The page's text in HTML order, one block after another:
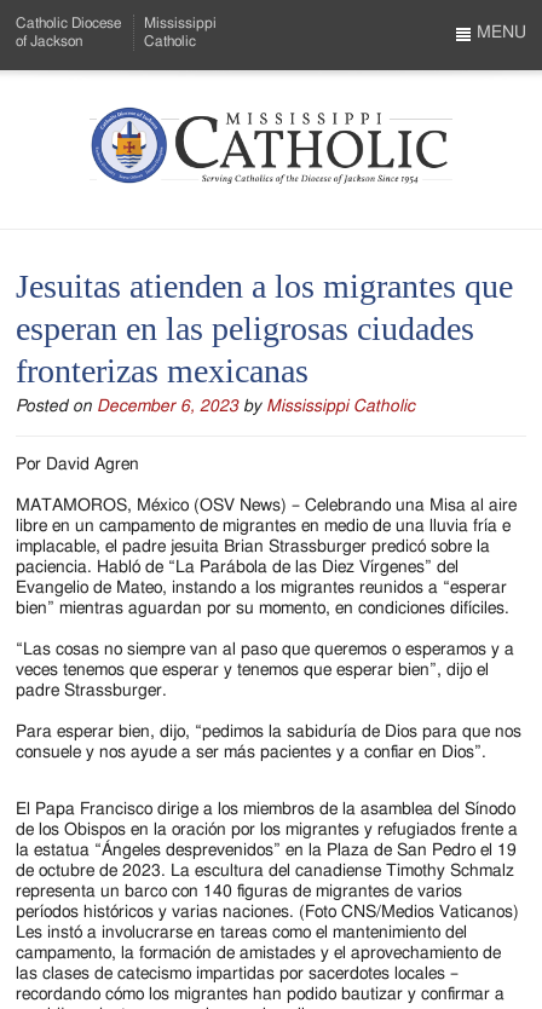
to
Menu
Content
Catholic Diocese
of Jackson
Mississippi
Catholic
Mississippi
Serving
Catholics
of
the
Diocese
of
Jackson
Since
1954
MENU
Jesuitas atienden a los migrantes que
esperan en las peligrosas ciudades
fronterizas mexicanas
Posted on December 6, 2023 by Mississippi Catholic
Por David Agren
MATAMOROS, México (OSV News) – Celebrando una Misa al aire
libre en un campamento de migrantes en medio de una lluvia fría e
implacable, el padre jesuita Brian Strassburger predicó sobre la
paciencia. Habló de “La Parábola de las Diez Vírgenes” del
Evangelio de Mateo, instando a los migrantes reunidos a “esperar
bien” mientras aguardan por su momento, en condiciones difíciles.
“Las cosas no siempre van al paso que queremos o esperamos y a
veces tenemos que esperar y tenemos que esperar bien”, dijo el
padre Strassburger.
Para esperar bien, dijo, “pedimos la sabiduría de Dios para que nos
consuele y nos ayude a ser más pacientes y a confiar en Dios”.
El Papa Francisco dirige a los miembros de la asamblea del Sínodo
de los Obispos en la oración por los migrantes y refugiados frente a
la estatua “Ángeles desprevenidos” en la Plaza de San Pedro el 19
de octubre de 2023. La escultura del canadiense Timothy Schmalz
representa un barco con 140 figuras de migrantes de varios
períodos históricos y varias naciones. (Foto CNS/Medios Vaticanos)
Les instó a involucrarse en tareas como el mantenimiento del
campamento, la formación de amistades y el aprovechamiento de
las clases de catecismo impartidas por sacerdotes locales –
recordando cómo los migrantes han podido bautizar y confirmar a